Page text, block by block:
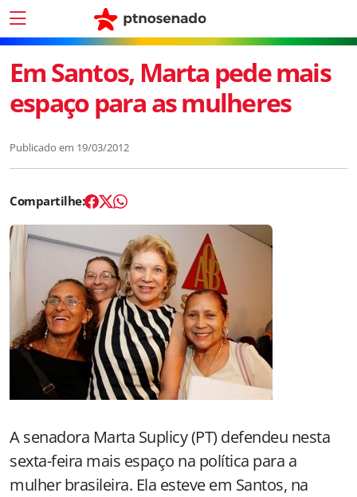
Em Santos, Marta pede mais
espaço para as mulheres
Publicado em 19/03/2012
A senadora Marta Suplicy (PT) defendeu nesta
sexta-feira mais espaço na política para a
mulher brasileira. Ela esteve em Santos, na